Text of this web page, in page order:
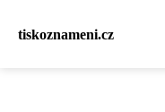
tiskoznameni.cz